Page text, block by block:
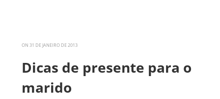
ON 31 DE JANEIRO DE 2013
Dicas de presente para o
marido